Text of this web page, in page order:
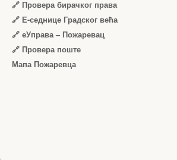
🔗 Провера бирачког права
🔗 Е-седнице Градског већа
🔗 еУправа – Пожаревац
🔗 Провера поште
Мапа Пожаревца